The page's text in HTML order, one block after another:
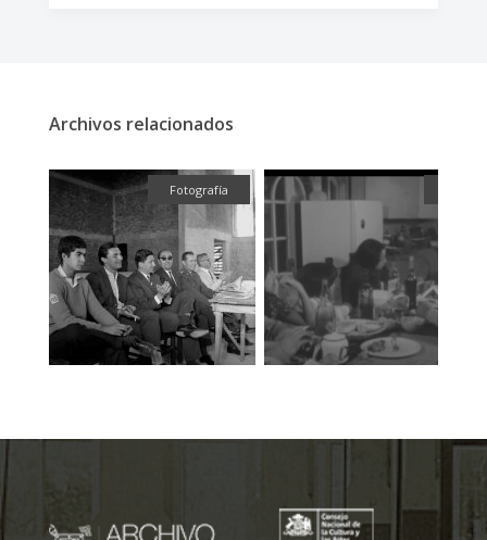
Archivos relacionados
Fotografía